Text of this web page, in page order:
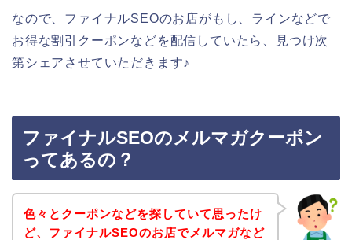
なので、ファイナルSEOのお店がもし、ラインなどで
お得な割引クーポンなどを配信していたら、見つけ次
第シェアさせていただきます♪
ファイナルSEOのメルマガクーポン
ってあるの？
色々とクーポンなどを探していて思ったけ
ど、ファイナルSEOのお店でメルマガなど